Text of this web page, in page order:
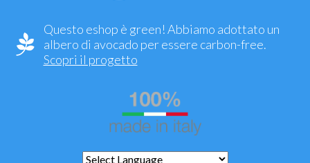
Questo eshop è green! Abbiamo adottato un
albero di avocado per essere carbon-free.
Scopri il progetto